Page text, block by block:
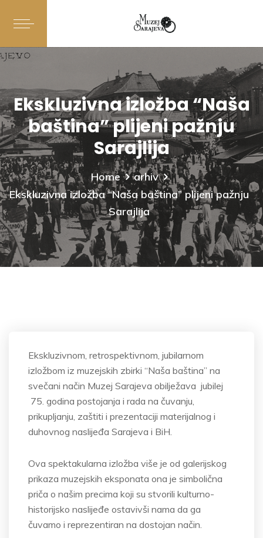
Ekskluzivna izložba “Naša
baština” plijeni pažnju
Sarajlija
Home
arhiv
Ekskluzivna izložba “Naša baština” plijeni pažnju
Sarajlija
Ekskluzivnom, retrospektivnom, jubilarnom
izložbom iz muzejskih zbirki “Naša baština” na
svečani način Muzej Sarajeva obilježava jubilej
75. godina postojanja i rada na čuvanju,
prikupljanju, zaštiti i prezentaciji materijalnog i
duhovnog naslijeđa Sarajeva i BiH.
Ova spektakularna izložba više je od galerijskog
prikaza muzejskih eksponata ona je simbolična
priča o našim precima koji su stvorili kulturno-
historijsko naslijeđe ostavivši nama da ga
čuvamo i reprezentiran na dostojan način.